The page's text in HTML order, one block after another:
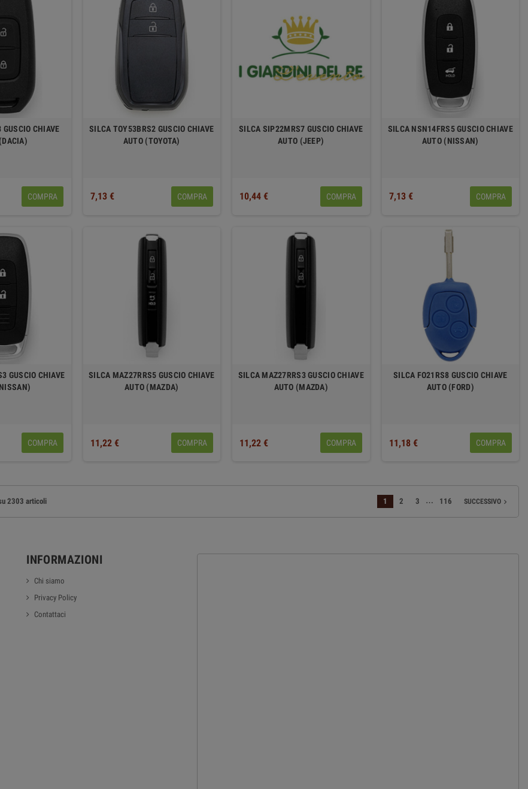
CHIAVE
COMPRA
SILCA TOY53BRS2 GUSCIO CHIAVE
AUTO (TOYOTA)
7,13 € COMPRA
SILCA SIP22MRS7 GUSCIO CHIAVE
AUTO (JEEP)
10,44 € COMPRA
SILCA NSN14FRS5 GUSCIO CHIAVE
AUTO (NISSAN)
7,13 € COMPRA
GUSCIO CHIAVE
COMPRA
SILCA MAZ27RRS5 GUSCIO CHIAVE
AUTO (MAZDA)
11,22 € COMPRA
SILCA MAZ27RRS3 GUSCIO CHIAVE
AUTO (MAZDA)
11,22 € COMPRA
SILCA FO21RS8 GUSCIO CHIAVE
AUTO (FORD)
11,18 € COMPRA
2303 articoli 1 2 3 … 116 SUCCESSIVO
INFORMAZIONI
Chi siamo
Privacy Policy
Contattaci